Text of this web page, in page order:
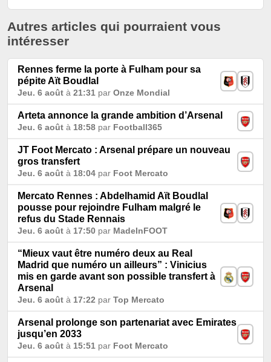
Autres articles qui pourraient vous
intéresser
Rennes ferme la porte à Fulham pour sa
pépite Aït Boudlal
Jeu. 6 août à 21:31 par Onze Mondial
Arteta annonce la grande ambition d’Arsenal
Jeu. 6 août à 18:58 par Football365
JT Foot Mercato : Arsenal prépare un nouveau
gros transfert
Jeu. 6 août à 18:04 par Foot Mercato
Mercato Rennes : Abdelhamid Aït Boudlal
pousse pour rejoindre Fulham malgré le
refus du Stade Rennais
Jeu. 6 août à 17:50 par MadeInFOOT
“Mieux vaut être numéro deux au Real
Madrid que numéro un ailleurs” : Vinicius
mis en garde avant son possible transfert à
Arsenal
Jeu. 6 août à 17:22 par Top Mercato
Arsenal prolonge son partenariat avec Emirates
jusqu’en 2033
Jeu. 6 août à 15:51 par Foot Mercato